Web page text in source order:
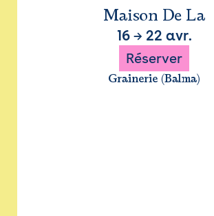
Maison De La
16→ 22 avr.
Réserver
Grainerie (Balma)